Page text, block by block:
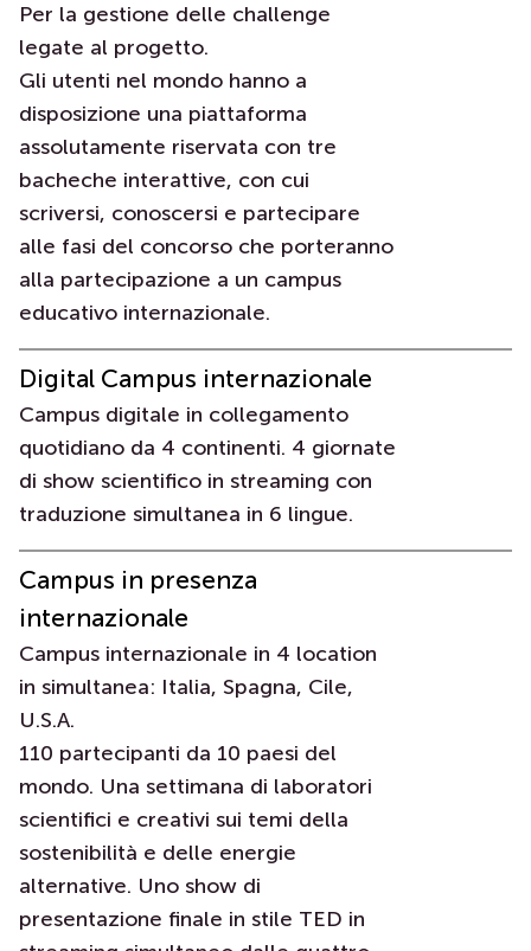
Chi siamo
Casi studio
Clienti
Metodo
Contatti
Per la gestione delle challenge
legate al progetto.
Gli utenti nel mondo hanno a
disposizione una piattaforma
assolutamente riservata con tre
bacheche interattive, con cui
scriversi, conoscersi e partecipare
alle fasi del concorso che porteranno
alla partecipazione a un campus
educativo internazionale.
Digital Campus internazionale
Campus digitale in collegamento
quotidiano da 4 continenti. 4 giornate
di show scientifico in streaming con
traduzione simultanea in 6 lingue.
Campus in presenza
internazionale
Campus internazionale in 4 location
in simultanea: Italia, Spagna, Cile,
U.S.A.
110 partecipanti da 10 paesi del
mondo. Una settimana di laboratori
scientifici e creativi sui temi della
sostenibilità e delle energie
alternative. Uno show di
presentazione finale in stile TED in